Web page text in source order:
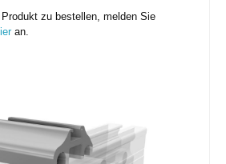
zu bestellen, melden Sie
an.